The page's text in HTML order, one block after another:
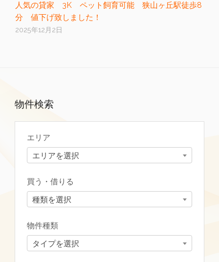
人気の貸家 3K ペット飼育可能 狭山ヶ丘駅徒歩8
分 値下げ致しました！
2025年12月2日
物件検索
エリア
エリアを選択
買う・借りる
種類を選択
物件種類
タイプを選択